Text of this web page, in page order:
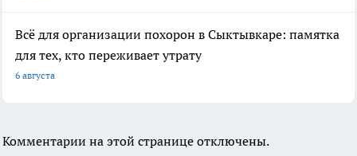
Всё для организации похорон в Сыктывкаре: памятка
для тех, кто переживает утрату
6 августа
Комментарии на этой странице отключены.